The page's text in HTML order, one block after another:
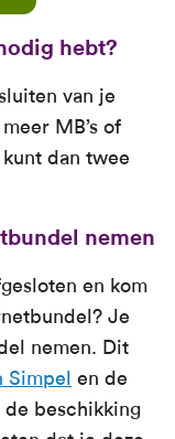
hebt?
van je
MB’s of
dan twee
nemen
en kom
Je
nemen. Dit
Simpel en de
beschikking